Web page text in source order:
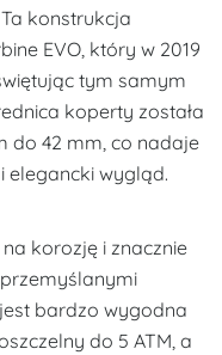
konstrukcja
EVO, który w 2019
tym samym
koperty została
do 42 mm, co nadaje
wygląd.
korozję i znacznie
bardzo wygodna
do 5 ATM, a